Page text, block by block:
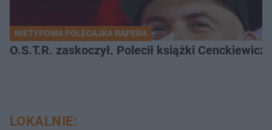
NIETYPOWA POLECAJKA RAPERA
O.S.T.R. zaskoczył. Polecił książki
LOKALNIE: